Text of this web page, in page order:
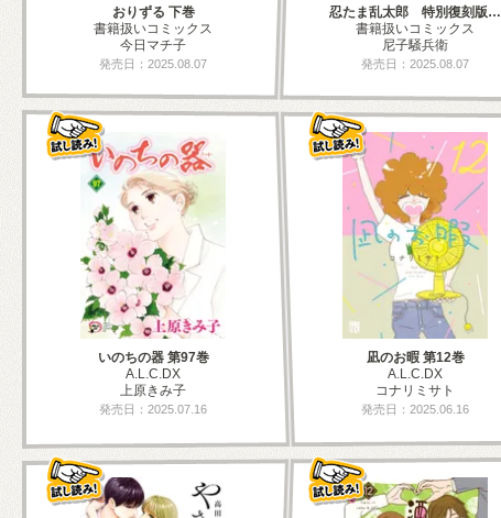
おりずる 下巻
書籍扱いコミックス
今日マチ子
発売日：2025.08.07
忍たま乱太郎 特別復刻版…
書籍扱いコミックス
尼子騒兵衛
発売日：2025.08.07
いのちの器 第97巻
A.L.C.DX
上原きみ子
発売日：2025.07.16
凪のお暇 第12巻
A.L.C.DX
コナリミサト
発売日：2025.06.16